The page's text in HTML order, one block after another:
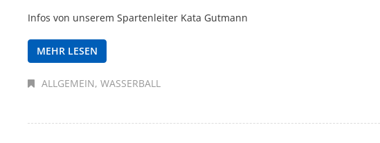
Infos von unserem Spartenleiter Kata Gutmann
MEHR LESEN
ALLGEMEIN WASSERBALL